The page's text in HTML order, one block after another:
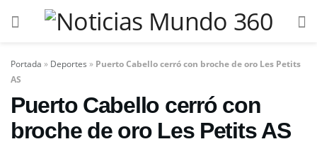
Portada » Deportes » Puerto Cabello cerró con broche de oro Les Petits
AS
Puerto Cabello cerró con
broche de oro Les Petits AS